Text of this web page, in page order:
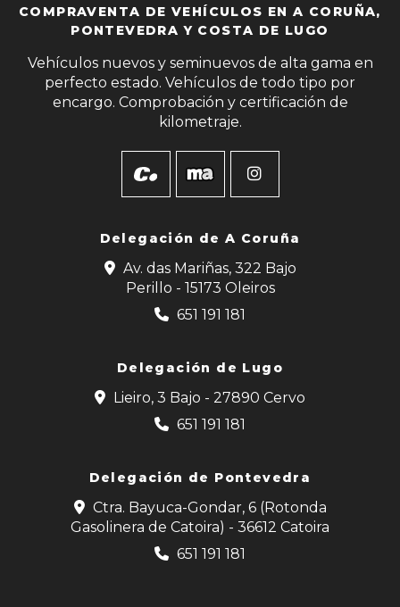
COMPRAVENTA DE VEHÍCULOS EN A CORUÑA,
PONTEVEDRA Y COSTA DE LUGO
Vehículos nuevos y seminuevos de alta gama en
perfecto estado. Vehículos de todo tipo por
encargo. Comprobación y certificación de
kilometraje.
Delegación deA Coruña
Av. das Mariñas, 322 Bajo
Perillo - 15173 Oleiros
651 191 181
Delegación de Lugo
Lieiro, 3 Bajo - 27890 Cervo
651 191 181
Delegación de Pontevedra
Ctra. Bayuca-Gondar, 6 (Rotonda
Gasolinera de Catoira) - 36612 Catoira
651 191 181